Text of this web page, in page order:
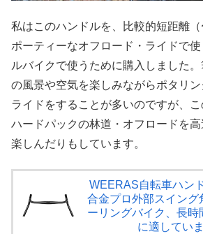
私はこのハンドルを、比較的短距離
ポーティーなオフロード・ライドで
ルバイクで使うために購入しました
の風景や空気を楽しみながらポタリ
ライドをすることが多いのですが、
ハードパックの林道・オフロードを
楽しんだりもしています。
WEERAS自転車ハン
合金プロ外部スイング
ーリングバイク、長時
に適していま